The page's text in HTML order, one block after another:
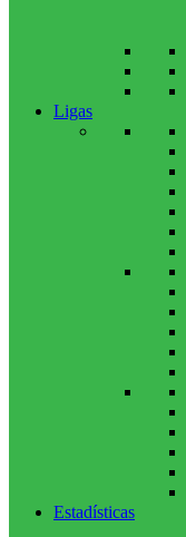
Ligas
Estadísticas